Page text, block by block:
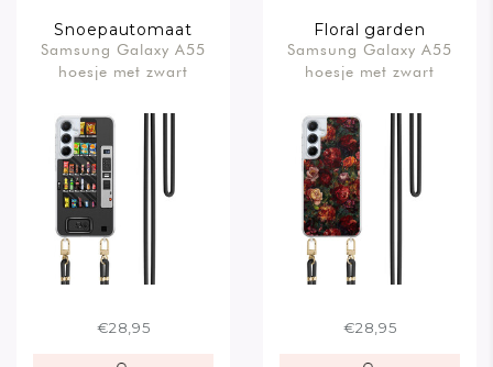
Snoepautomaat
Samsung Galaxy A55
hoesje met zwart
€28,95
Floral garden
Samsung Galaxy A55
hoesje met zwart
€28,95